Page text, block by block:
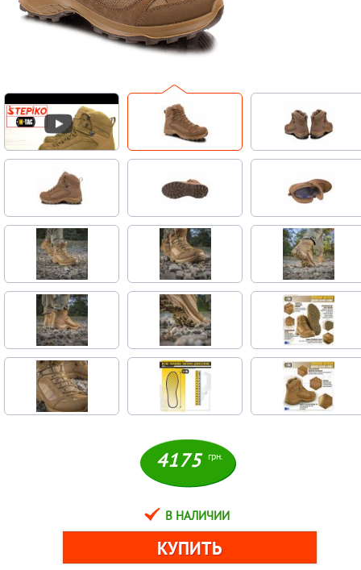
4175 грн.
В НАЛИЧИИ